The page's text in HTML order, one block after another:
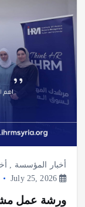
أخبار المؤسسة
July 25, 2026